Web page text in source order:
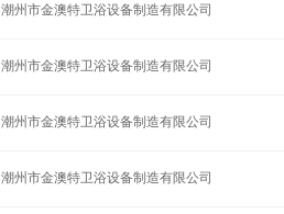
潮州市金澳特卫浴设备制造有限公司
潮州市金澳特卫浴设备制造有限公司
潮州市金澳特卫浴设备制造有限公司
潮州市金澳特卫浴设备制造有限公司